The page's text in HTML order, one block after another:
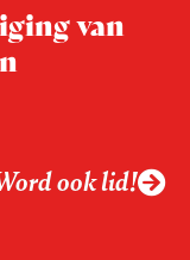
van
ook lid!